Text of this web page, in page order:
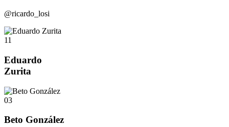
@ricardo_losi
11
Eduardo
Zurita
03
Beto González